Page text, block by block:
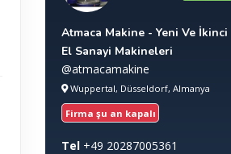
Atmaca Makine - Yeni Ve İkinci
El Sanayi Makineleri
@atmacamakine
Wuppertal, Düsseldorf, Almanya
Firma şu an kapalı
Tel +49 20287005361